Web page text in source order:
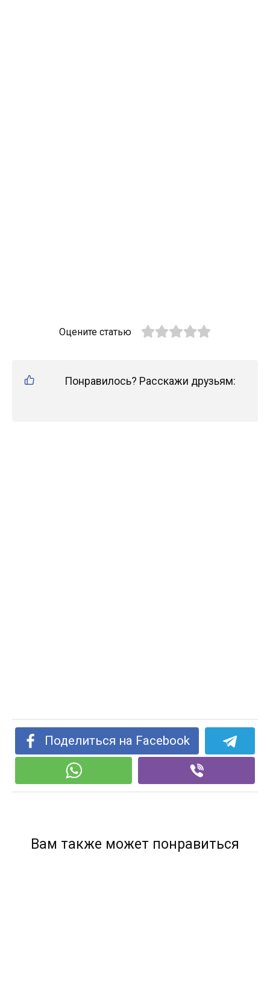
Оцените статью
Понравилось? Расскажи друзьям:
Поделиться на Facebook
Вам также может понравиться